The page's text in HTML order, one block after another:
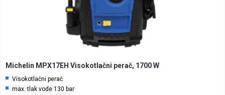
Michelin MPX17EH Visokotlačni perač, 1700 W
Visokotlačni perač
max. tlak vode 130 bar